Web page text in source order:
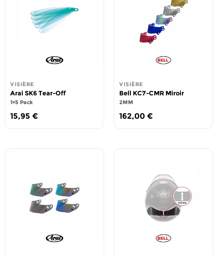
VISIÈRE
Arai SK6 Tear-Off
1×5 Pack
15,95 €
VISIÈRE
Bell KC7-CMR Miroir
2MM
162,00 €